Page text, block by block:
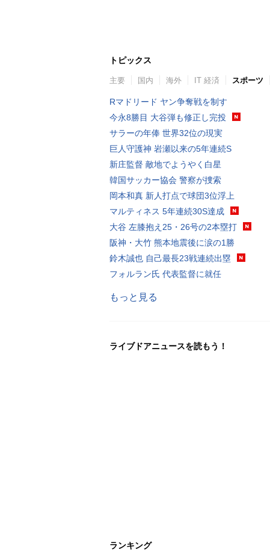
トピックス
主要 国内 海外 IT 経済 スポーツ
Rマドリード ヤン争奪戦を制す
今永8勝目 大谷弾も修正し完投
サラーの年俸 世界32位の現実
巨人守護神 岩瀬以来の5年連続S
新庄監督 敵地でようやく白星
韓国サッカー協会 警察が捜索
岡本和真 新人打点で球団3位浮上
マルティネス 5年連続30S達成
大谷 左膝抱え25・26号の2本塁打
阪神・大竹 熊本地震後に涙の1勝
鈴木誠也 自己最長23戦連続出塁
フォルラン氏 代表監督に就任
もっと見る
ライブドアニュースを読もう！
ランキング